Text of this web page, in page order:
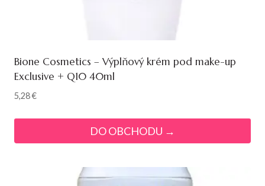
Bione Cosmetics – Výplňový krém pod make-up
Exclusive + Q10 40ml
5,28€
DO OBCHODU →